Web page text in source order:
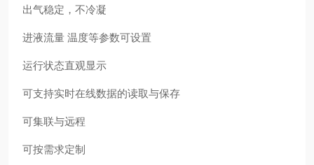
出气稳定，不冷凝
进液流量 温度等参数可设置
运行状态直观显示
可支持实时在线数据的读取与保存
可集联与远程
可按需求定制